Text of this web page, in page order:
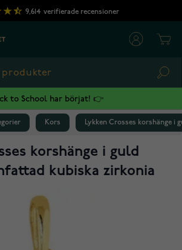
9,614 verifierade recensioner
to School har börjat! 👉
Kors Lykken Crosses korshänge i
korshänge i guld
kubiska zirkonia